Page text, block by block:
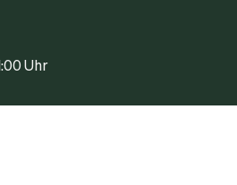
Uhr